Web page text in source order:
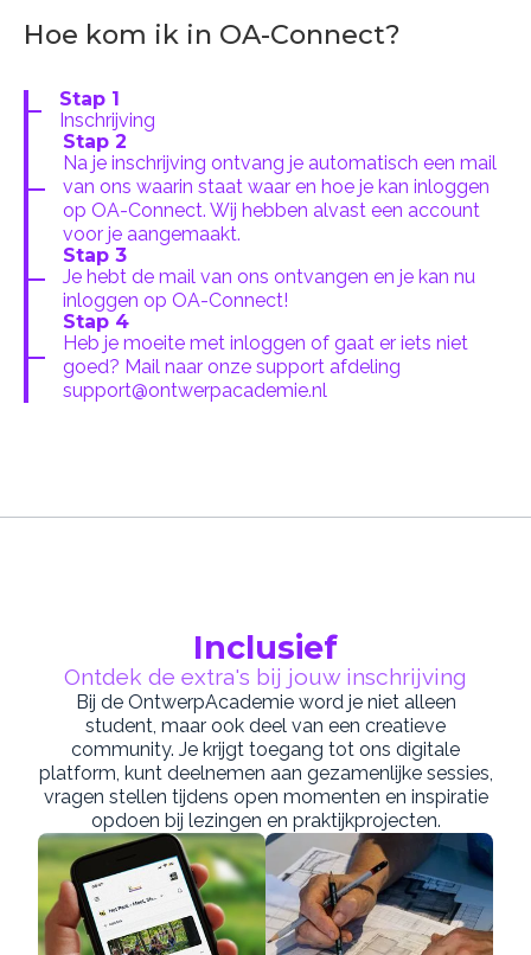
Hoe kom ik in OA-Connect?
Stap 1
Inschrijving
Stap 2
Na je inschrijving ontvang je automatisch een mail
van ons waarin staat waar en hoe je kan inloggen
op OA-Connect. Wij hebben alvast een account
voor je aangemaakt.
Stap 3
Je hebt de mail van ons ontvangen en je kan nu
inloggen op OA-Connect!
Stap 4
Heb je moeite met inloggen of gaat er iets niet
goed? Mail naar onze support afdeling
support@ontwerpacademie.nl
Inclusief
Ontdek de extra's bij jouw inschrijving
Bij de OntwerpAcademie word je niet alleen
student, maar ook deel van een creatieve
community. Je krijgt toegang tot ons digitale
platform, kunt deelnemen aan gezamenlijke sessies,
vragen stellen tijdens open momenten en inspiratie
opdoen bij lezingen en praktijkprojecten.